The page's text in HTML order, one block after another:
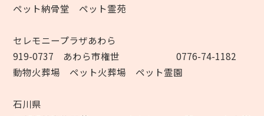
ペット納骨堂 ペット霊苑
セレモニープラザあわら
919-0737 あわら市権世 0776-74-1182
動物火葬場 ペット火葬場 ペット霊園
石川県